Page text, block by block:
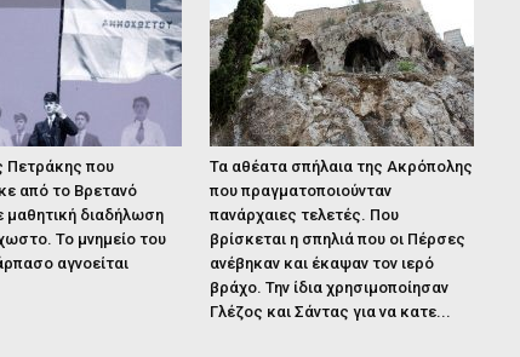
Πετράκης που
από το Βρετανό
μαθητική διαδήλωση
Το μνημείο του
αγνοείται
Τα αθέατα σπήλαια της Ακρόπολης
που πραγματοποιούνταν
πανάρχαιες τελετές. Που
βρίσκεται η σπηλιά που οι Πέρσες
ανέβηκαν και έκαψαν τον ιερό
βράχο. Την ίδια χρησιμοποίησαν
Γλέζος και Σάντας για να κατε...